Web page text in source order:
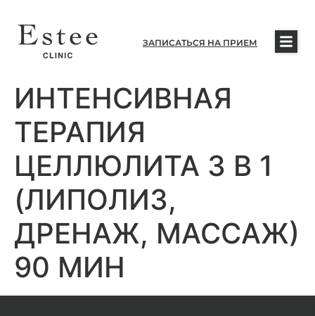
ЗАПИСАТЬСЯ НА ПРИЕМ
ИНТЕНСИВНАЯ
ТЕРАПИЯ
ЦЕЛЛЮЛИТА 3 В 1
(ЛИПОЛИЗ,
ДРЕНАЖ, МАССАЖ)
90 МИН